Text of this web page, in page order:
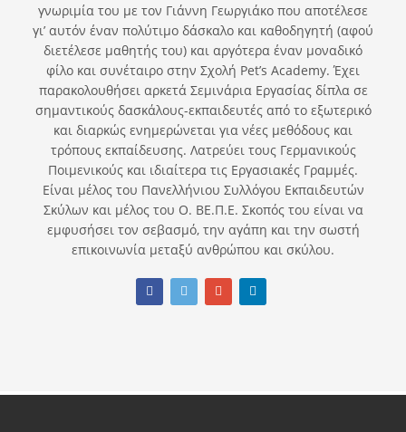
γνωριμία του με τον Γιάννη Γεωργιάκο που αποτέλεσε
γι’ αυτόν έναν πολύτιμο δάσκαλο και καθοδηγητή (αφού
διετέλεσε μαθητής του) και αργότερα έναν μοναδικό
φίλο και συνέταιρο στην Σχολή Pet’s Academy. Έχει
παρακολουθήσει αρκετά Σεμινάρια Εργασίας δίπλα σε
σημαντικούς δασκάλους-εκπαιδευτές από το εξωτερικό
και διαρκώς ενημερώνεται για νέες μεθόδους και
τρόπους εκπαίδευσης. Λατρεύει τους Γερμανικούς
Ποιμενικούς και ιδιαίτερα τις Εργασιακές Γραμμές.
Είναι μέλος του Πανελλήνιου Συλλόγου Εκπαιδευτών
Σκύλων και μέλος του Ο. ΒΕ.Π.Ε. Σκοπός του είναι να
εμφυσήσει τον σεβασμό, την αγάπη και την σωστή
επικοινωνία μεταξύ ανθρώπου και σκύλου.